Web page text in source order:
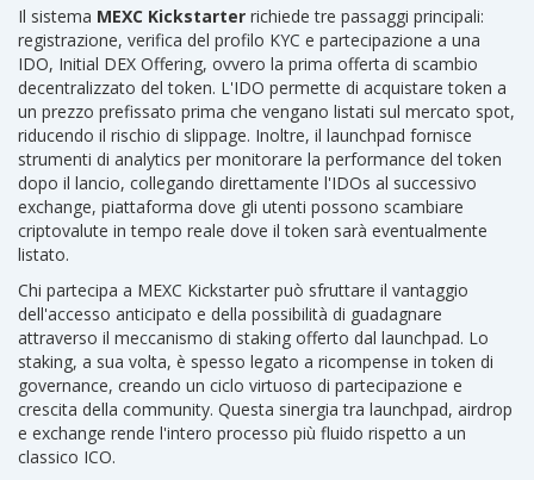
Il sistema MEXC Kickstarter richiede tre passaggi principali:
registrazione, verifica del profilo KYC e partecipazione a una
IDO, Initial DEX Offering, ovvero la prima offerta di scambio
decentralizzato del token. L'IDO permette di acquistare token a
un prezzo prefissato prima che vengano listati sul mercato spot,
riducendo il rischio di slippage. Inoltre, il launchpad fornisce
strumenti di analytics per monitorare la performance del token
dopo il lancio, collegando direttamente l'IDOs al successivo
exchange, piattaforma dove gli utenti possono scambiare
criptovalute in tempo reale dove il token sarà eventualmente
listato.
Chi partecipa a MEXC Kickstarter può sfruttare il vantaggio
dell'accesso anticipato e della possibilità di guadagnare
attraverso il meccanismo di staking offerto dal launchpad. Lo
staking, a sua volta, è spesso legato a ricompense in token di
governance, creando un ciclo virtuoso di partecipazione e
crescita della community. Questa sinergia tra launchpad, airdrop
e exchange rende l'intero processo più fluido rispetto a un
classico ICO.